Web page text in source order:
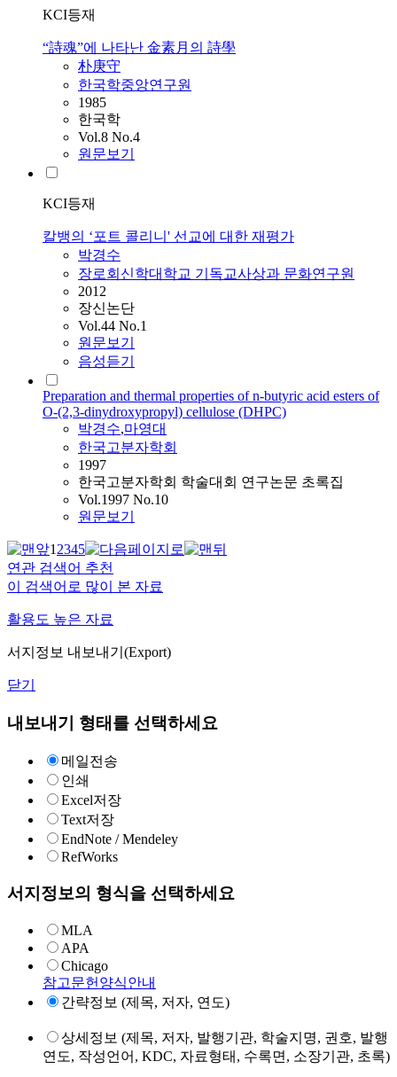
KCI등재
“詩魂”에 나타난 金素月의 詩學
朴庚守
한국학중앙연구원
1985
한국학
Vol.8 No.4
원문보기
KCI등재
칼뱅의 ‘포트 콜리니' 선교에 대한 재평가
박경수
장로회신학대학교 기독교사상과 문화연구원
2012
장신논단
Vol.44 No.1
원문보기
음성듣기
Preparation and thermal properties of n-butyric acid esters of
O-(2,3-dinydroxypropyl) cellulose (DHPC)
박경수,마영대
한국고분자학회
1997
한국고분자학회 학술대회 연구논문 초록집
Vol.1997 No.10
원문보기
12345
연관 검색어 추천
이 검색어로 많이 본 자료
활용도 높은 자료
서지정보 내보내기(Export)
닫기
내보내기 형태를 선택하세요
메일전송
인쇄
Excel저장
Text저장
EndNote / Mendeley
RefWorks
서지정보의 형식을 선택하세요
MLA
APA
Chicago
참고문헌양식안내
간략정보 (제목, 저자, 연도)
상세정보 (제목, 저자, 발행기관, 학술지명, 권호, 발행
연도, 작성언어, KDC, 자료형태, 수록면, 소장기관, 초록)